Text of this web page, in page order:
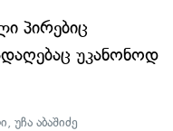
პირებიც
უკანონოდ
, უჩა აბაშიძე